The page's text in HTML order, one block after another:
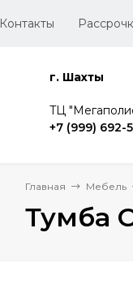
Контакты
г. Шахты
TЦ
+7 (999) 692-
Главная Мебель
Тумба